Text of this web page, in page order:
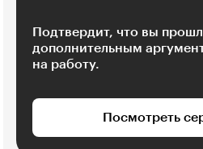
Подтвердит, что вы
дополнительным
на работу.
Посмотреть